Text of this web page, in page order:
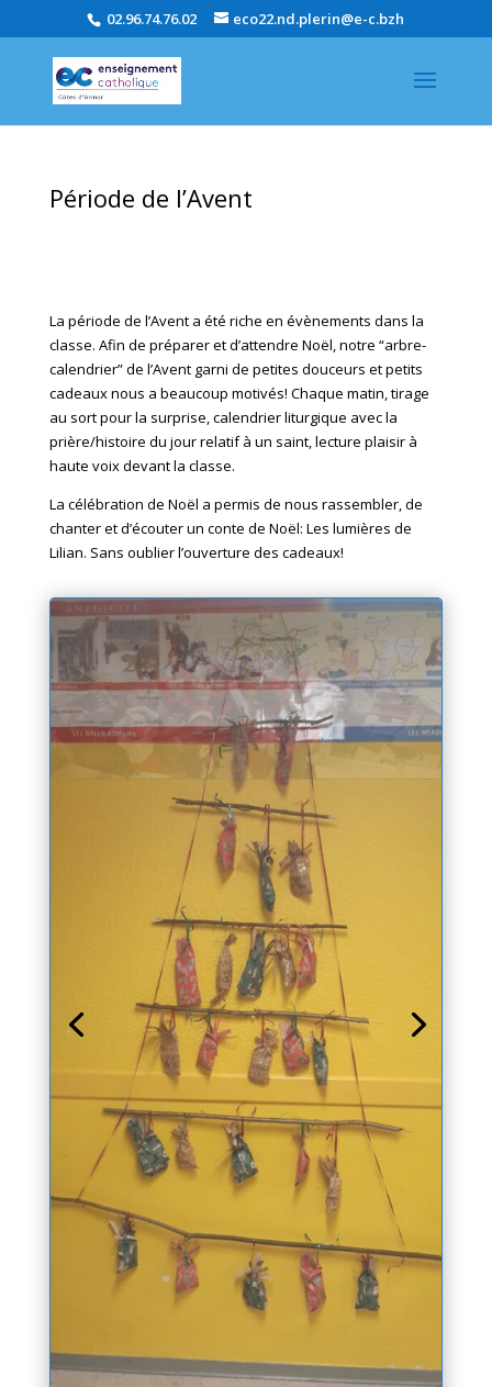
02.96.74.76.02 eco22.nd.plerin@e-c.bzh
Période de l’Avent
La période de l’Avent a été riche en évènements dans la
classe. Afin de préparer et d’attendre Noël, notre “arbre-
calendrier” de l’Avent garni de petites douceurs et petits
cadeaux nous a beaucoup motivés! Chaque matin, tirage
au sort pour la surprise, calendrier liturgique avec la
prière/histoire du jour relatif à un saint, lecture plaisir à
haute voix devant la classe.
La célébration de Noël a permis de nous rassembler, de
chanter et d’écouter un conte de Noël: Les lumières de
Lilian. Sans oublier l’ouverture des cadeaux!